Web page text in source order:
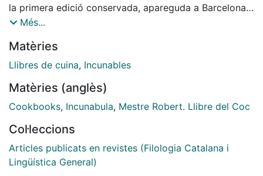
la primera edició conservada, apareguda a Barcelona
el 1520, ha generat diverses especulacions respecte a
entre les quals l'existència d'una edició incunable
pretesament impresa a Toledo el 1477. L'article
que es tracta d'una confusió bibliogràfica i no pas
d'una edició que, efectivament, hagués arribat a
Més...
Matèries
Llibres de cuina, Incunables
Matèries (anglès)
Cookbooks, Incunabula, Mestre Robert. Llibre del Coc
Col·leccions
Articles publicats en revistes (Filologia Catalana i
Lingüística General)